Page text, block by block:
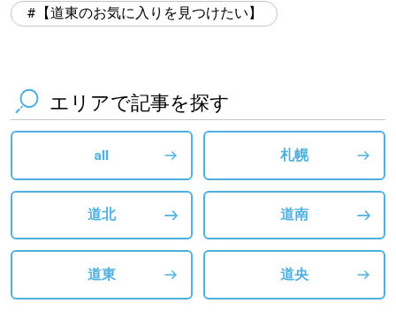
【道東のお気に入りを見つけたい】
エリアで記事を探す
all 札幌
道北 道南
道東 道央